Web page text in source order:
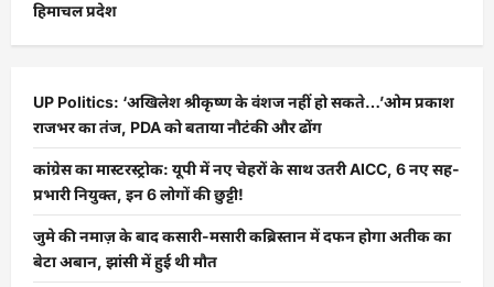
हिमाचल प्रदेश
UP Politics: ‘अखिलेश श्रीकृष्ण के वंशज नहीं हो सकते…’ओम प्रकाश
राजभर का तंज, PDA को बताया नौटंकी और ढोंग
कांग्रेस का मास्टरस्ट्रोक: यूपी में नए चेहरों के साथ उतरी AICC, 6 नए सह-
प्रभारी नियुक्त, इन 6 लोगों की छुट्टी!
जुमे की नमाज़ के बाद कसारी-मसारी कब्रिस्तान में दफन होगा अतीक का
बेटा अबान, झांसी में हुई थी मौत